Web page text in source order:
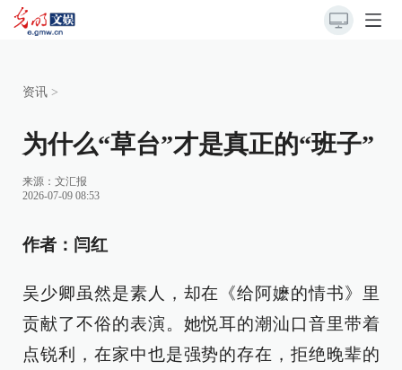
资讯 >
为什么“草台”才是真正的“班子”
来源： 文汇报
2026-07-09 08:53
作者：闫红
吴少卿虽然是素人，却在《给阿嬷的情书》里
贡献了不俗的表演。她悦耳的潮汕口音里带着
点锐利，在家中也是强势的存在，拒绝晚辈的